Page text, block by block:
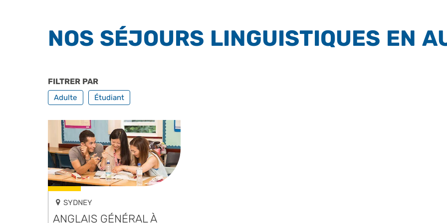
NOS SÉJOURS LINGUISTIQUES EN
FILTRER PAR
Adulte Étudiant
SYDNEY
ANGLAIS GÉNÉRAL À